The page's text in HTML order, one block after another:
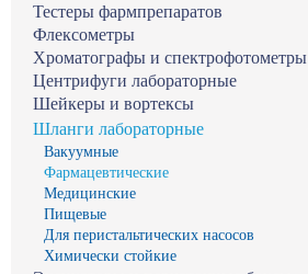
Тестеры фармпрепаратов
Флексометры
Хроматографы и спектрофотометры
Центрифуги лабораторные
Шейкеры и вортексы
Шланги лабораторные
Вакуумные
Фармацевтические
Медицинские
Пищевые
Для перистальтических насосов
Химически стойкие